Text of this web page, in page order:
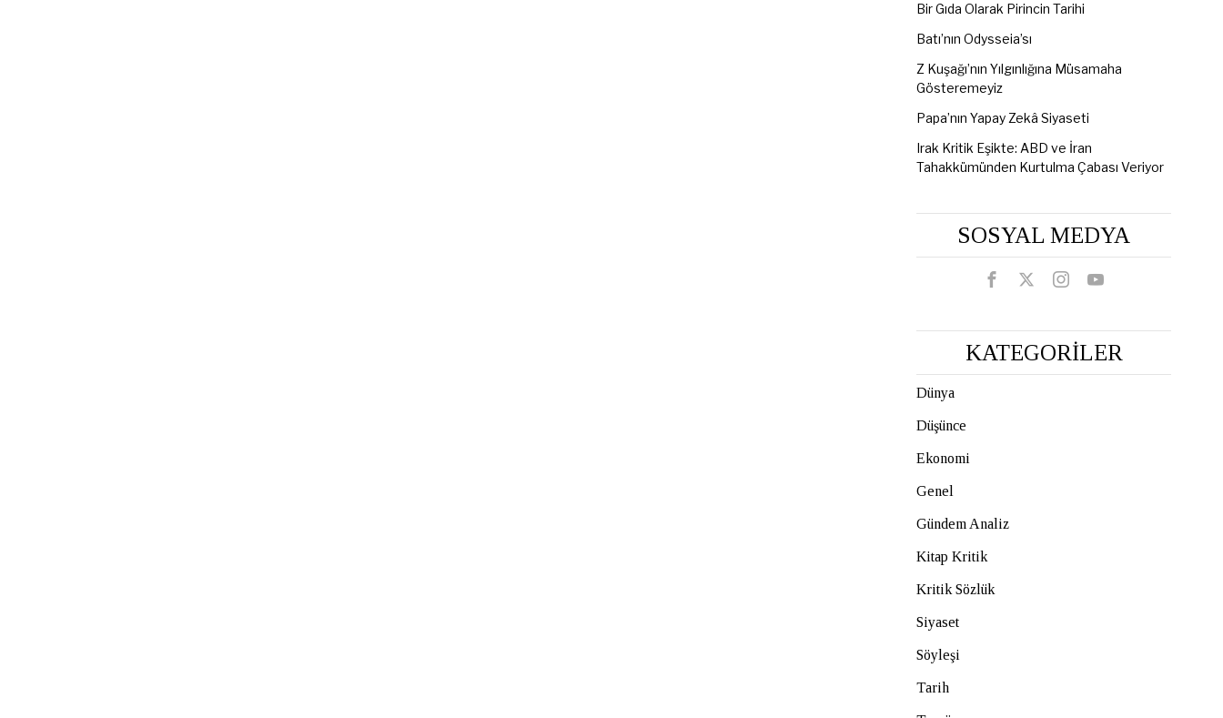
Bir Gıda Olarak Pirincin Tarihi
Batı’nın Odysseia’sı
Z Kuşağı’nın Yılgınlığına Müsamaha
Gösteremeyiz
Papa’nın Yapay Zekâ Siyaseti
Irak Kritik Eşikte: ABD ve İran
Tahakkümünden Kurtulma Çabası Veriyor
SOSYAL MEDYA
KATEGORİLER
Dünya
Düşünce
Ekonomi
Genel
Gündem Analiz
Kitap Kritik
Kritik Sözlük
Siyaset
Söyleşi
Tarih